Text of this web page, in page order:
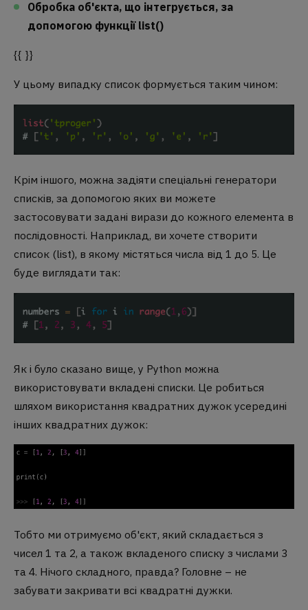
Обробка об'єкта, що інтегрується, за
допомогою функції list()
{{ }}
У цьому випадку список формується таким чином:
Крім іншого, можна задіяти спеціальні генератори
списків, за допомогою яких ви можете
застосовувати задані вирази до кожного елемента в
послідовності. Наприклад, ви хочете створити
список (list), в якому містяться числа від 1 до 5. Це
буде виглядати так:
Як і було сказано вище, у Python можна
використовувати вкладені списки. Це робиться
шляхом використання квадратних дужок усередині
інших квадратних дужок:
Тобто ми отримуємо об'єкт, який складається з
чисел 1 та 2, а також вкладеного списку з числами 3
та 4. Нічого складного, правда? Головне – не
забувати закривати всі квадратні дужки.